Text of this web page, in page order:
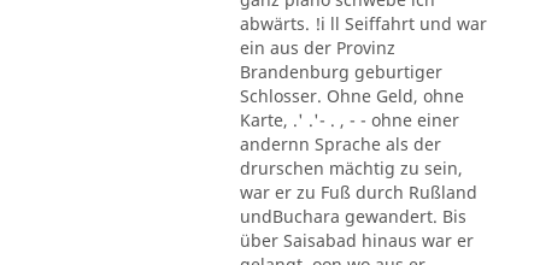
abwärts. !i ll Seiffahrt und war
ein aus der Provinz
Brandenburg geburtiger
Schlosser. Ohne Geld, ohne
Karte, .' .'- . , - - ohne einer
andernn Sprache als der
drurschen mächtig zu sein,
war er zu Fuß durch Rußland
undBuchara gewandert. Bis
über Saisabad hinaus war er